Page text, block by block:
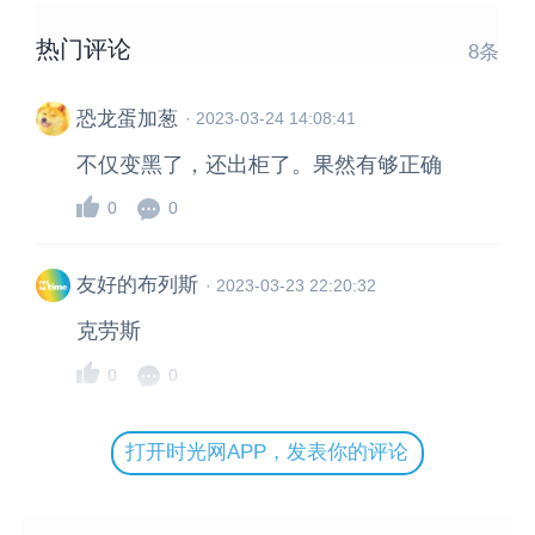
热门评论 8条
恐龙蛋加葱 ·2023-03-24 14:08:41
不仅变黑了，还出柜了。果然有够正确
0 0
友好的布列斯 · 2023-03-23 22:20:32
克劳斯
0 0
打开时光网APP，发表你的评论